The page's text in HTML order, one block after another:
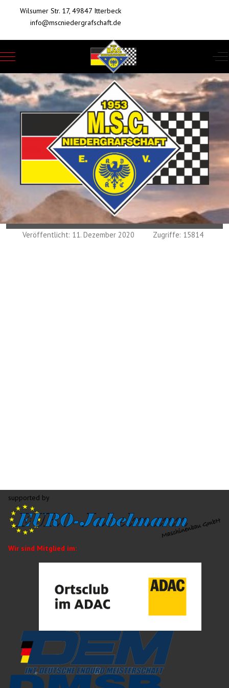
Wilsumer Str. 17, 49847 Itterbeck
info@mscniedergrafschaft.de
Mobile Menu Toggle
Veröffentlicht: 11. Dezember 2020 Zugriffe: 15814
supported by
Wir sind Mitglied im: